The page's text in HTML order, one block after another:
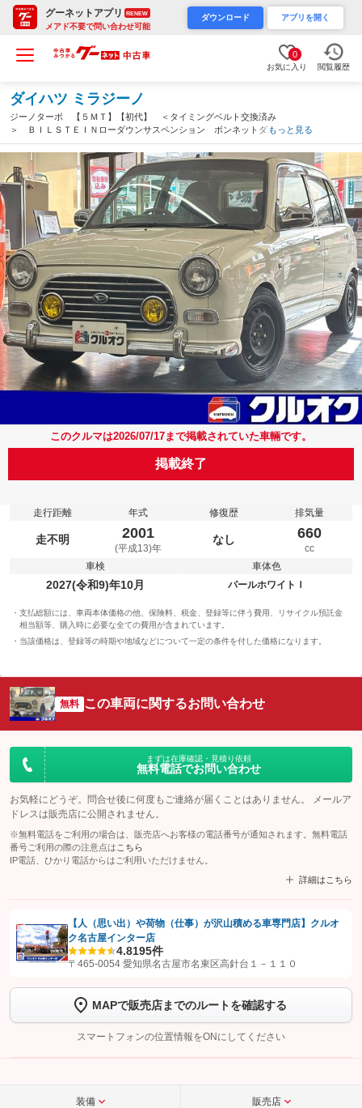
グーネットアプリ RENEW
メアド不要で問い合わせ可能
ダウンロード アプリを開く
0
お気に入り 閲覧履歴
ダイハツ ミラジーノ
ジーノターボ 【５ＭＴ】【初代】 ＜タイミングベルト交換済み
＞ ＢＩＬＳＴＥＩＮローダウンサスペンション ボンネットダン
パー 車検 令和９年１０月まで ＣＤ再生 エアコン パワス
テ パワーウインドウ Ｗエアバッグ（愛知県）
もっと見る
このクルマは2026/07/17まで掲載されていた車輛です。
掲載終了
走行距離
走不明
年式
2001
(平成13)年
修復歴
なし
排気量
660
cc
車検
2027(令和9)年10月
車体色
パールホワイトＩ
支払総額には、車両本体価格の他、保険料、税金、登録等に伴う費用、リサイクル預託金
相当額等、購入時に必要な全ての費用が含まれています。
当該価格は、登録等の時期や地域などについて一定の条件を付した価格になります。
無料 この車両に関するお問い合わせ
まずは在庫確認・見積り依頼
無料電話でお問い合わせ
お気軽にどうぞ。問合せ後に何度もご連絡が届くことはありません。 メールア
ドレスは販売店に公開されません。
※無料電話をご利用の場合は、販売店へお客様の電話番号が通知されます。無料電話
番号ご利用の際の注意点は こちら
IP電話、ひかり電話からはご利用いただけません。
詳細はこちら
【STEP1】認証画面でグーネットを友だち追加してから「許可する」ボタンを押
します
【STEP2】 トーク画面で
完了してください。
こちら
【人（思い出）や荷物（仕事）が沢山積める車専門店】クルオ
ク名古屋インター店
4.8195件
〒465-0054 愛知県名古屋市名東区高針台１－１１０
MAPで販売店までのルートを確認する
スマートフォンの位置情報をONにしてください
装備 販売店